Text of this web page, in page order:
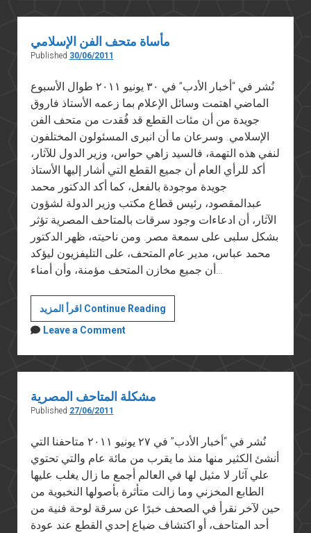
مأساة متحف الفن الإسلامي
Published 30/06/2011
نُشر في “أخبار الأدب” في ٣٠ يونيو ٢٠١١ طوال الأسبوع
الماضي اهتمت وسائل الإعلام بما زعمه الأستاذ فاروق
جويدة من أن مئات القطع قد فُقدت من متحف الفن
الإسلامي. وسرعان ما أن انبرى المسئولون المختلفون
لنفي هذه التهمة، فالسيد زاهي حواس، وزير الدول للآثار،
أكد للرأي العام أن جميع القطع التي أشار إليها الأستاذ
جويدة موجودة بالفعل، كما أكد الدكتور محمد
عبدالمقصود، رئيس قطاع مكتب وزير الدولة لشؤون
الآثار، أن ادعاءات وجود سرقات بالمتاحف المصرية تؤثر
بشكل سلبى على سمعة مصر. ومن ناحيته، ظهر الدكتور
محمد عباس، مدير عام المتحف، على التليفزيون ليؤكد
أن جميع مخازن المتحف مؤمنة، وأن أمناء…
اقرأ المزيد Continue Readingمأساة
متحف
الإسلامي
Leave a Comment
مشكلة المتاحف المصرية
Published 27/06/2011
نُشر في “أخبار الأدب” في ٢٧ يونيو ٢٠١١ متاحفنا التي
أنشئ الكثير منها منذ ما يقرب من مائة عام والتي تحتوي
علي آثار لا مثيل لها في العالم أجمع ما زال يغلب عليها
الطابع المخزني وما زالت متأثرة بأصولها النخبوية من
حين لآخر نقرأ في الصحف خبرًا عن سرقة لوحة فنية من
أحد المتاحف، أو اكتشاف ضياع إحدي القطع عند عودة